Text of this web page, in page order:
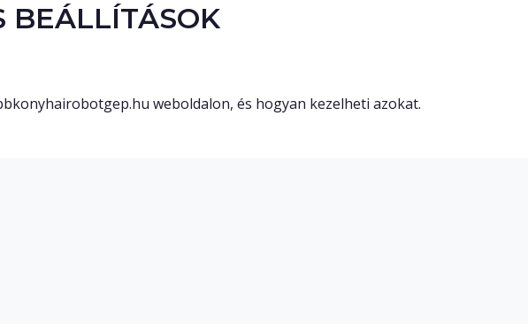
BEÁLLÍTÁSOK
weboldalon, és hogyan kezelheti azokat.